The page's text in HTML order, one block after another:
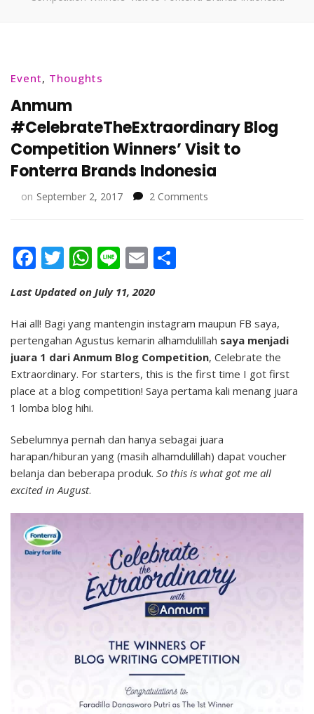
Event, Thoughts
Anmum
#CelebrateTheExtraordinary Blog
Competition Winners’ Visit to
Fonterra Brands Indonesia
on September 2, 2017 2 Comments
Brands
Indonesia
Facebook
Twitter
WhatsApp
LineEmail
Last Updated on July 11, 2020
Hai all! Bagi yang mantengin instagram maupun FB saya,
pertengahan Agustus kemarin alhamdulillah saya menjadi
juara 1 dari Anmum Blog Competition, Celebrate the
Extraordinary. For starters, this is the first time I got first
place at a blog competition! Saya pertama kali menang juara
1 lomba blog hihi.
Sebelumnya pernah dan hanya sebagai juara
harapan/hiburan yang (masih alhamdulillah) dapat voucher
belanja dan beberapa produk. So this is what got me all
excited in August.